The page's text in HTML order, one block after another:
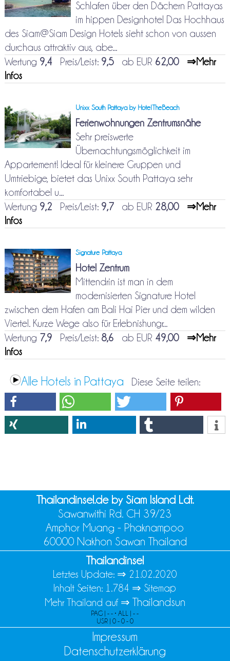
Schlafen über den Dächern Pattayas
im hippen Designhotel Das Hochhaus
des Siam@Siam Design Hotels sieht schon von aussen
durchaus attraktiv aus, abe...
Wertung 9,4Preis/Leist: 9,5ab EUR 62,00
⇒Mehr
Infos
Unixx South Pattaya by HotelTheBeach
Ferienwohnungen Zentrumsnähe
Sehr preiswerte
Übernachtungsmöglichkeit im
Appartement! Ideal für kleinere Gruppen und
Umtriebige, bietet das Unixx South Pattaya sehr
komfortabel u...
Wertung 9,2 Preis/Leist: 9,7ab EUR 28,00
⇒Mehr
Infos
Signature Pattaya
Hotel Zentrum
Mittendrin ist man in dem
modernisierten Signature Hotel
zwischen dem Hafen am Bali Hai Pier und dem wilden
Viertel. Kurze Wege also für Erlebnishungr...
Wertung 7,9 Preis/Leist: 8,6 ab EUR 49,00
⇒Mehr
Infos
Alle Hotels in Pattaya Diese Seite teilen:
Thailandinsel.de by Siam Island Ldt.
Sawanwithi Rd. CH 39/23
Amphor Muang - Phaknampoo
60000 Nakhon Sawan Thailand
Thailandinsel
Letztes Update: ⇒ 21.02.2020
Inhalt Seiten: 1.784 ⇒ Sitemap
Mehr Thailand auf ⇒ Thailandsun
PAG | - - • ALL | - -
USR | 0 - 0 - 0
Impressum
Datenschutzerklärung